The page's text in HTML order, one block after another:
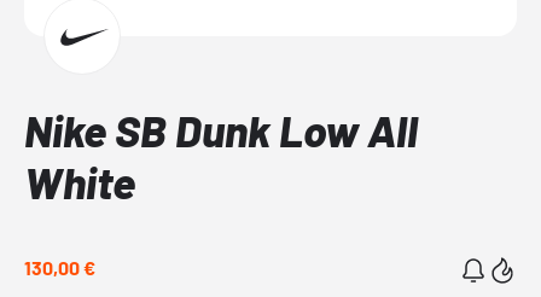
Nike SB Dunk Low All
White
130,00 €